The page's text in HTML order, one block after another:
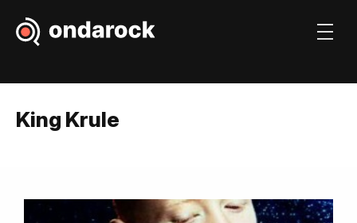
King Krule